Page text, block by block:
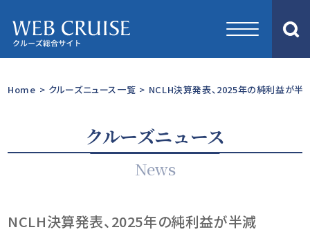
Home > クルーズニュース一覧 > NCLH決算発表、2025年の純利益が半
クルーズニュース
News
NCLH決算発表、2025年の純利益が半減